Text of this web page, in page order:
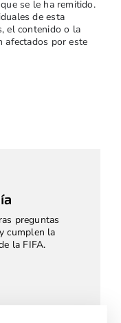
se le ha remitido.
de esta
el contenido o la
afectados por este
preguntas
cumplen la
la FIFA.